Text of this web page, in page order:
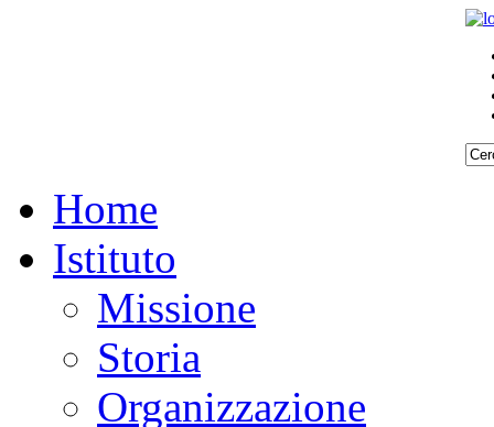
Home
Istituto
Missione
Storia
Organizzazione